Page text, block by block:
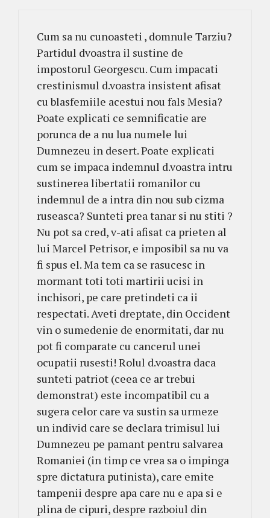
Cum sa nu cunoasteti , domnule Tarziu?
Partidul dvoastra il sustine de
impostorul Georgescu. Cum impacati
crestinismul d.voastra insistent afisat
cu blasfemiile acestui nou fals Mesia?
Poate explicati ce semnificatie are
porunca de a nu lua numele lui
Dumnezeu in desert. Poate explicati
cum se impaca indemnul d.voastra intru
sustinerea libertatii romanilor cu
indemnul de a intra din nou sub cizma
ruseasca? Sunteti prea tanar si nu stiti ?
Nu pot sa cred, v-ati afisat ca prieten al
lui Marcel Petrisor, e imposibil sa nu va
fi spus el. Ma tem ca se rasucesc in
mormant toti toti martirii ucisi in
inchisori, pe care pretindeti ca ii
respectati. Aveti dreptate, din Occident
vin o sumedenie de enormitati, dar nu
pot fi comparate cu cancerul unei
ocupatii rusesti! Rolul d.voastra daca
sunteti patriot (ceea ce ar trebui
demonstrat) este incompatibil cu a
sugera celor care va sustin sa urmeze
un individ care se declara trimisul lui
Dumnezeu pe pamant pentru salvarea
Romaniei (in timp ce vrea sa o impinga
spre dictatura putinista), care emite
tampenii despre apa care nu e apa si e
plina de cipuri, despre razboiul din